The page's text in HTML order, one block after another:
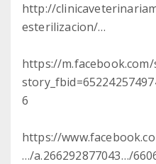
http://
esterilizacion/…
https://
6
https://
…/a.266292877043…/